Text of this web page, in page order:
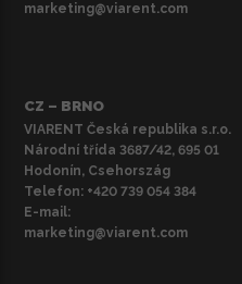
marketing@viarent.com
CZ – BRNO
VIARENT Česká republika s.r.o.
Národní třída 3687/42, 695 01
Hodonín, Csehország
Telefon: +420 739 054 384
E-mail:
marketing@viarent.com